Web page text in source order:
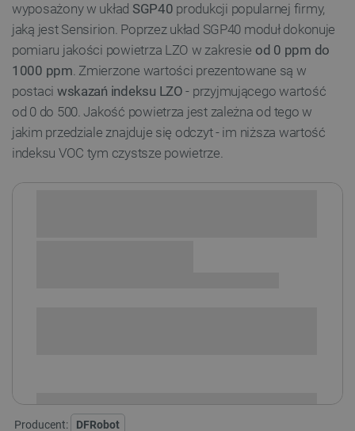
wyposażony w układ SGP40 produkcji popularnej firmy,
jaką jest Sensirion. Poprzez układ SGP40 moduł dokonuje
pomiaru jakości powietrza LZO w zakresie od 0 ppm do
1000 ppm. Zmierzone wartości prezentowane są w
postaci wskazań indeksu LZO - przyjmującego wartość
od 0 do 500. Jakość powietrza jest zależna od tego w
jakim przedziale znajduje się odczyt - im niższa wartość
indeksu VOC tym czystsze powietrze.
Producent: DFRobot